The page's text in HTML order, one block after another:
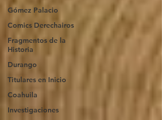
Gómez Palacio
Comics Derechairos
Fragmentos de la
Historia
Durango
Titulares en Inicio
Coahuila
Investigaciones